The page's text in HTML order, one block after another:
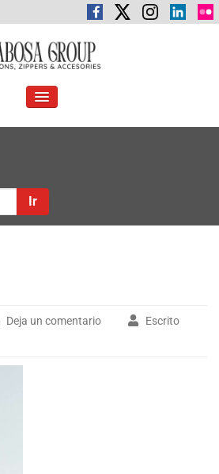
ALTERNAR
Ir
Deja un comentario
Escrito